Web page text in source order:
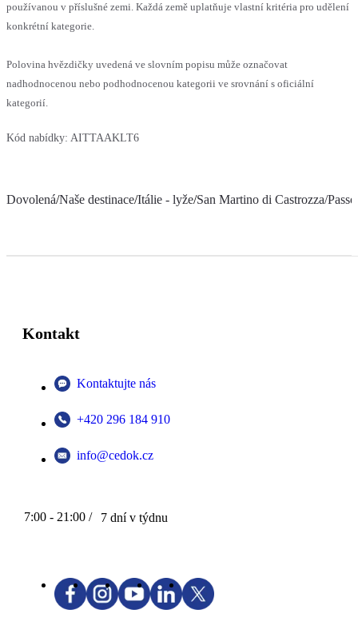
používanou v příslušné zemi. Každá země uplatňuje vlastní kritéria pro udělení
konkrétní kategorie.
Polovina hvězdičky uvedená ve slovním popisu může označovat
nadhodnocenou nebo podhodnocenou kategorii ve srovnání s oficiální
kategorií.
Kód nabídky: AITTAAKLT6
Dovolená/Naše destinace/Itálie - lyže/San Martino di Castrozza/
Kontakt
Kontaktujte nás
+420 296 184 910
info@cedok.cz
7:00 - 21:00 / 7 dní v týdnu